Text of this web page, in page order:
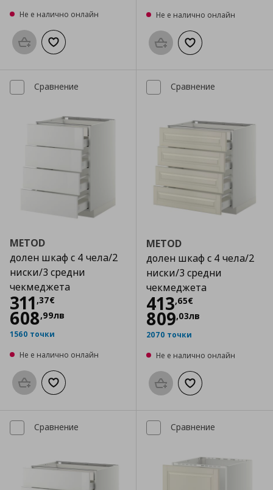
Не е налично онлайн
Προσθήκη στο καλάθι
Добави към списъка с любими
Не е налично онлайн
Προσθήκη στο καλάθι
Добави към
Сравнение
METOD
долен шкаф с 4 чела/2
ниски/3 средни
чекмеджета
311 ,37€
Цена
608,99лв
1560 точки
Не е налично онлайн
Προσθήκη στο καλάθι
Добави към списъка с любими
Сравнение
METOD
долен шкаф с 4 чела/2
ниски/3 средни
чекмеджета
413,65€
Цена
809,03лв
2070 точки
Не е налично онлайн
Προσθήκη στο καλάθι
Добави към
Сравнение Сравнение